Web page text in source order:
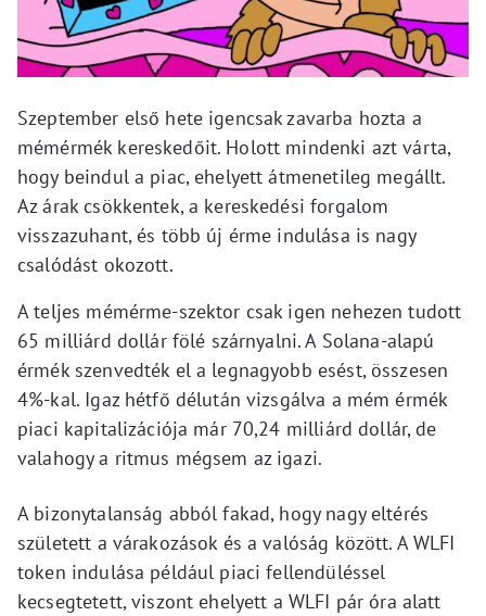
Szeptember első hete igencsak zavarba hozta a
mémérmék kereskedőit. Holott mindenki azt várta,
hogy beindul a piac, ehelyett átmenetileg megállt.
Az árak csökkentek, a kereskedési forgalom
visszazuhant, és több új érme indulása is nagy
csalódást okozott.
A teljes mémérme-szektor csak igen nehezen tudott
65 milliárd dollár fölé szárnyalni. A Solana-alapú
érmék szenvedték el a legnagyobb esést, összesen
4%-kal. Igaz hétfő délután vizsgálva a mém érmék
piaci kapitalizációja már 70,24 milliárd dollár, de
valahogy a ritmus mégsem az igazi.
A bizonytalanság abból fakad, hogy nagy eltérés
született a várakozások és a valóság között. A WLFI
token indulása például piaci fellendüléssel
kecsegtetett, viszont ehelyett a WLFI pár óra alatt